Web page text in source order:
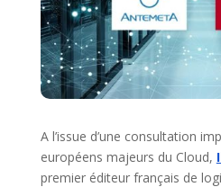
A l’issue d’une consultation
européens majeurs du Cloud,
premier éditeur français de